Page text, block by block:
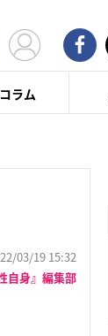
コラム
03/19 15:32
自身』編集部